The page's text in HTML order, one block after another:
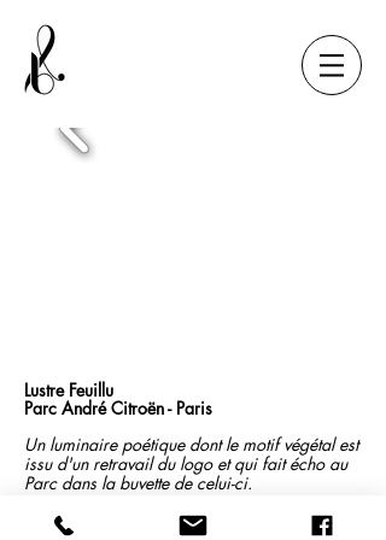
Lustre Feuillu
Parc André Citroën - Paris
Un luminaire poétique dont le motif végétal est
issu d'un retravail du logo et qui fait écho au
Parc dans la buvette de celui-ci.
Fabrication : Ezeka